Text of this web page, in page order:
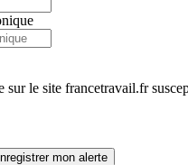
sur le site francetravail.fr
mon alerte